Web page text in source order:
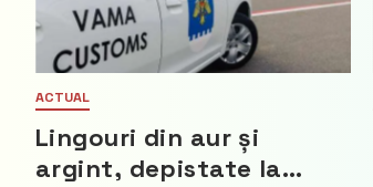
ACTUAL
Lingouri din aur și
argint, depistate la